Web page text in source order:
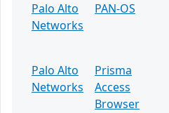
Palo Alto
Networks
PAN-OS
Palo Alto
Networks
Prisma
Access
Browser